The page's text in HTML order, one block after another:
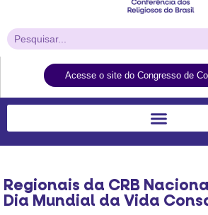
Acesse o site do Congresso de
Regionais da CRB
Dia Mundial da Vida